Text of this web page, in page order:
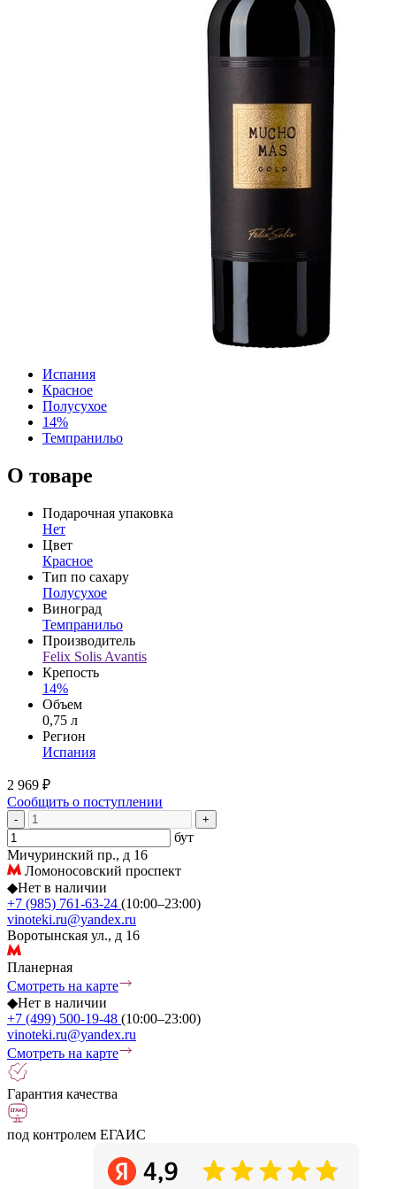
Испания
Красное
Полусухое
14%
Темпранильо
О товаре
Подарочная упаковка
Нет
Цвет
Красное
Тип по сахару
Полусухое
Виноград
Темпранильо
Производитель
Felix Solis Avantis
Крепость
14%
Объем
0,75 л
Регион
Испания
2 969 ₽
Сообщить о поступлении
- +
бут
Мичуринский пр., д 16
Ломоносовский проспект
◆Нет в наличии
+7 (985) 761-63-24 (10:00–23:00)
vinoteki.ru@yandex.ru
Воротынская ул., д 16
Планерная
Смотреть на карте
◆Нет в наличии
+7 (499) 500-19-48 (10:00–23:00)
vinoteki.ru@yandex.ru
Смотреть на карте
Гарантия качества
под контролем ЕГАИС